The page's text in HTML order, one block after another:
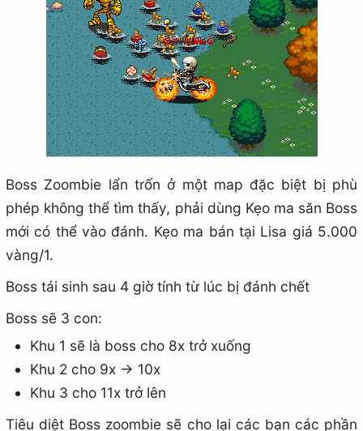
Boss Zoombie lẩn trốn ở một map đặc biệt bị phù
phép không thể tìm thấy, phải dùng Kẹo ma săn Boss
mới có thể vào đánh. Kẹo ma bán tại Lisa giá 5.000
vàng/1.
Boss tái sinh sau 4 giờ tính từ lúc bị đánh chết
Boss sẽ 3 con:
Khu 1 sẽ là boss cho 8x trở xuống
Khu 2 cho 9x -> 10x
Khu 3 cho 11x trở lên
Tiêu diệt Boss zoombie sẽ cho lại các bạn các phần